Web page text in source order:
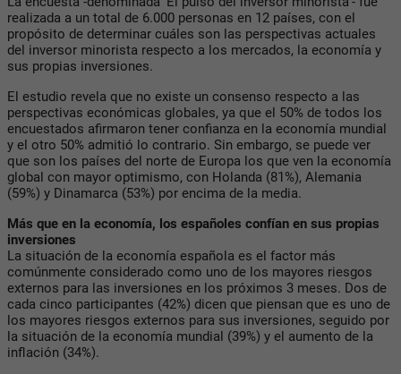
realizada a un total de 6.000 personas en 12 países, con el
propósito de determinar cuáles son las perspectivas actuales
del inversor minorista respecto a los mercados, la economía y
sus propias inversiones.
El estudio revela que no existe un consenso respecto a las
perspectivas económicas globales, ya que el 50% de todos los
encuestados afirmaron tener confianza en la economía mundial
y el otro 50% admitió lo contrario. Sin embargo, se puede ver
que son los países del norte de Europa los que ven la economía
global con mayor optimismo, con Holanda (81%), Alemania
(59%) y Dinamarca (53%) por encima de la media.
Más que en la economía, los españoles confían en sus propias
inversiones
La situación de la economía española es el factor más
comúnmente considerado como uno de los mayores riesgos
externos para las inversiones en los próximos 3 meses. Dos de
cada cinco participantes (42%) dicen que piensan que es uno de
los mayores riesgos externos para sus inversiones, seguido por
la situación de la economía mundial (39%) y el aumento de la
inflación (34%).